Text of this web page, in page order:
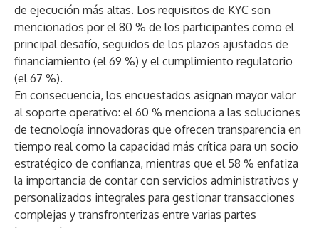
de ejecución más altas. Los requisitos de KYC son
mencionados por el 80 % de los participantes como el
principal desafío, seguidos de los plazos ajustados de
financiamiento (el 69 %) y el cumplimiento regulatorio
(el 67 %).
En consecuencia, los encuestados asignan mayor valor
al soporte operativo: el 60 % menciona a las soluciones
de tecnología innovadoras que ofrecen transparencia en
tiempo real como la capacidad más crítica para un socio
estratégico de confianza, mientras que el 58 % enfatiza
la importancia de contar con servicios administrativos y
personalizados integrales para gestionar transacciones
complejas y transfronterizas entre varias partes